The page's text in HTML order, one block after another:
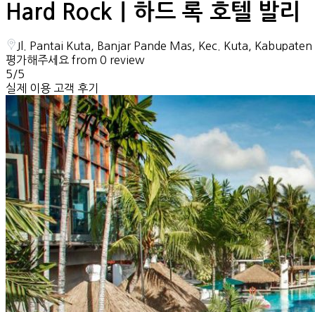
Hard Rock｜하드 록 호텔 발리
Jl. Pantai Kuta, Banjar Pande Mas, Kec. Kuta,
평가해주세요 from 0 review
5/5
실제 이용 고객 후기